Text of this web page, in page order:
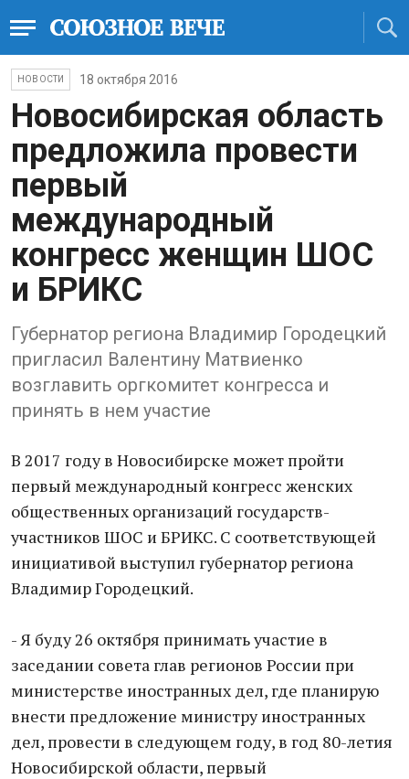
НОВОСТИ 18 октября 2016
Новосибирская область
предложила провести
первый
международный
конгресс женщин ШОС
и БРИКС
Губернатор региона Владимир Городецкий
пригласил Валентину Матвиенко
возглавить оргкомитет конгресса и
принять в нем участие
В 2017 году в Новосибирске может пройти
первый международный конгресс женских
общественных организаций государств-
участников ШОС и БРИКС. С соответствующей
инициативой выступил губернатор региона
Владимир Городецкий.
- Я буду 26 октября принимать участие в
заседании совета глав регионов России при
министерстве иностранных дел, где планирую
внести предложение министру иностранных
дел, провести в следующем году, в год 80-летия
Новосибирской области, первый